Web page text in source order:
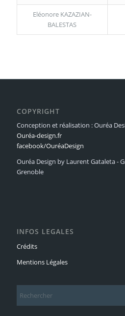
Eléonore KAZAZIAN-
BALESTAS
COPYRIGHT
Conception et réalisation : Ouréa
Ouréa-design.fr
facebook/OuréaDesign
Ouréa Design by Laurent Gataleta -
Grenoble
INFOS LEGALES
Crédits
Mentions Légales